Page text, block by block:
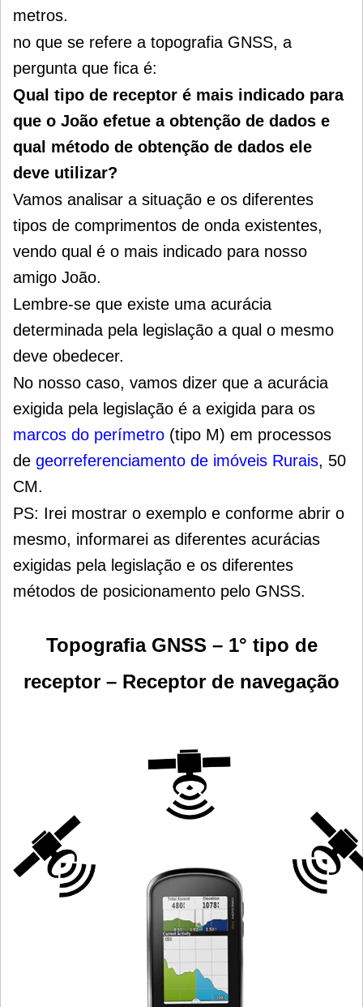
metros.
no que se refere a topografia GNSS, a
pergunta que fica é:
Qual tipo de receptor é mais indicado para
que o João efetue a obtenção de dados e
qual método de obtenção de dados ele
deve utilizar?
Vamos analisar a situação e os diferentes
tipos de comprimentos de onda existentes,
vendo qual é o mais indicado para nosso
amigo João.
Lembre-se que existe uma acurácia
determinada pela legislação a qual o mesmo
deve obedecer.
No nosso caso, vamos dizer que a acurácia
exigida pela legislação é a exigida para os
marcos do perímetro (tipo M) em processos
de georreferenciamento de imóveis Rurais, 50
CM.
PS: Irei mostrar o exemplo e conforme abrir o
mesmo, informarei as diferentes acurácias
exigidas pela legislação e os diferentes
métodos de posicionamento pelo GNSS.
Topografia GNSS – 1° tipo de
receptor – Receptor de navegação